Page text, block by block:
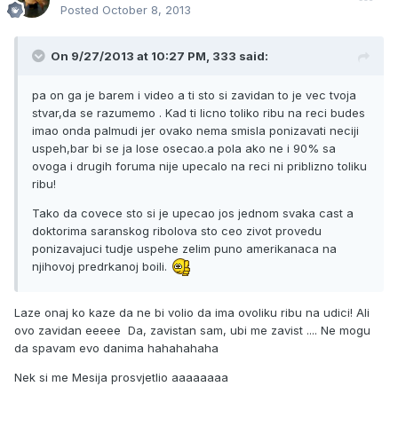
Posted October 8, 2013
On 9/27/2013 at 10:27 PM, 333 said:
pa on ga je barem i video a ti sto si zavidan to je vec tvoja
stvar,da se razumemo . Kad ti licno toliko ribu na reci budes
imao onda palmudi jer ovako nema smisla ponizavati neciji
uspeh,bar bi se ja lose osecao.a pola ako ne i 90% sa
ovoga i drugih foruma nije upecalo na reci ni priblizno toliku
ribu!
Tako da covece sto si je upecao jos jednom svaka cast a
doktorima saranskog ribolova sto ceo zivot provedu
ponizavajuci tudje uspehe zelim puno amerikanaca na
njihovoj predrkanoj boili.
Laze onaj ko kaze da ne bi volio da ima ovoliku ribu na udici! Ali
ovo zavidan eeeee Da, zavistan sam, ubi me zavist .... Ne mogu
da spavam evo danima hahahahaha
Nek si me Mesija prosvjetlio aaaaaaaa